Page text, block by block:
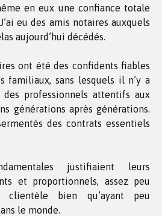
en eux une confiance totale
eu des amis notaires auxquels
aujourd’hui décédés.
ont été des confidents fiables
familiaux, sans lesquels il n’y a
professionnels attentifs aux
générations après générations.
des contrats essentiels
justifiaient leurs
et proportionnels, assez peu
bien qu’ayant peu
le monde.